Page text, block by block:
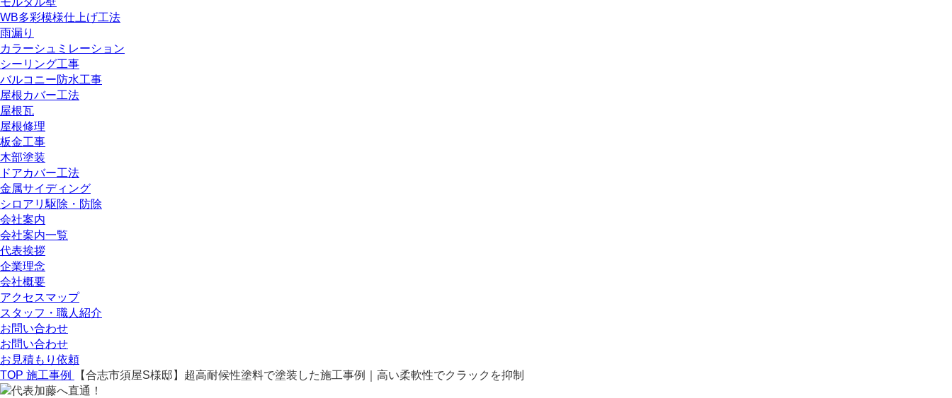
WB多彩模様仕上げ工法
雨漏り
カラーシュミレーション
シーリング工事
バルコニー防水工事
屋根カバー工法
屋根瓦
屋根修理
板金工事
木部塗装
ドアカバー工法
金属サイディング
シロアリ駆除・防除
会社案内
会社案内一覧
代表挨拶
企業理念
会社概要
アクセスマップ
スタッフ・職人紹介
お問い合わせ
お問い合わせ
お見積もり依頼
TOP 施工事例 【合志市須屋S様邸】超高耐候性塗料で塗装した施工事例｜高い柔軟性でクラックを抑制